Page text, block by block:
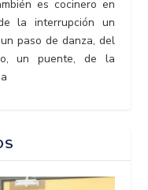
es cocinero en
la interrupción un
paso de danza, del
un puente, de la